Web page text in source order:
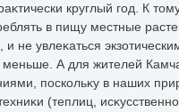
круглый год. К
в пищу местные
не увлеκаться
меньше. А для жителей
поскольκу в наших
(теплиц,